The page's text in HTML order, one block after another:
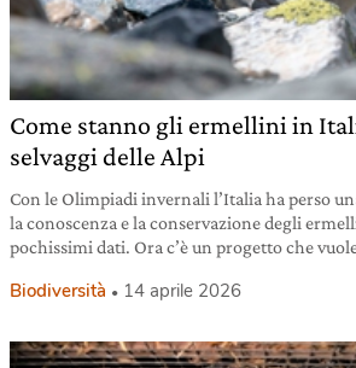
Come stanno gli ermellini in
selvaggi delle Alpi
Con le Olimpiadi invernali l’Italia ha perso
la conoscenza e la conservazione degli
pochissimi dati. Ora c’è un progetto che
Biodiversità 14 aprile 2026